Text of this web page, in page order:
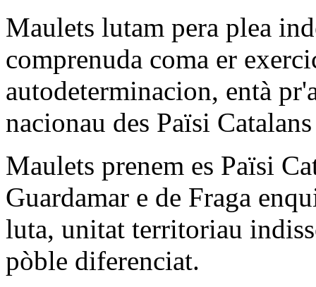
Maulets lutam pera plea
comprenuda coma er
autodeterminacion, entà
nacionau des Païsi
Maulets prenem es Païsi
Guardamar e de Fraga
luta, unitat territoriau
pòble diferenciat.